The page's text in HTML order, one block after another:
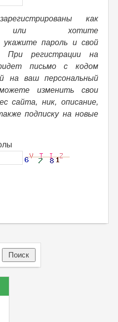
как
или хотите
укажите пароль и свой
При регистрации на
письмо с кодом
на ваш персональный
изменить свои
сайта, ник, описание,
подписку на новые
Поиск